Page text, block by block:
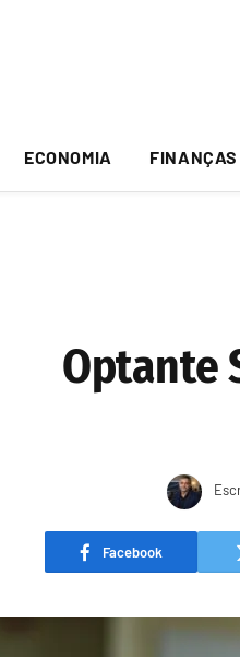
ECONOMIA FINANÇAS
Optante
Facebook